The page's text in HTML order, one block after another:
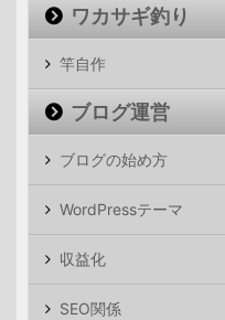
ワカサギ釣り
竿自作
ブログ運営
ブログの始め方
WordPressテーマ
収益化
SEO関係